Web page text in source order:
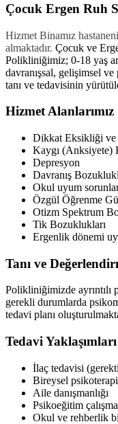
Çocuk Ergen Ruh
Hizmet Binamız
almaktadır. Çocuk ve
Polikliniğimiz; 0-18 yaş
davranışsal, gelişimsel
tanı ve tedavisinin
Hizmet Alanlarımız
Dikkat Eksikliği
Kaygı (Anksiyete)
Depresyon
Davranış
Okul uyum
Özgül Öğrenme
Otizm Spektrum
Tik Bozuklukları
Ergenlik dönemi
Tanı ve
Polikliniğimizde
gerekli durumlarda
tedavi planı
Tedavi Yaklaşımları
İlaç tedavisi
Bireysel psikoterapi
Aile danışmanlığı
Psikoeğitim
Okul ve rehberlik